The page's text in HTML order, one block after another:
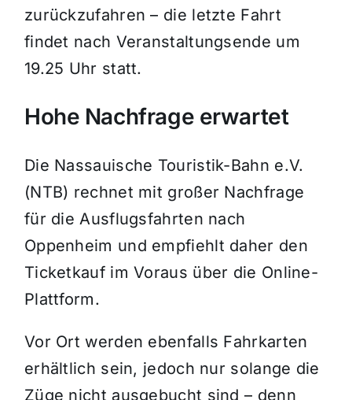
zurückzufahren – die letzte Fahrt
findet nach Veranstaltungsende um
19.25 Uhr statt.
Hohe Nachfrage erwartet
Die Nassauische Touristik-Bahn e.V.
(NTB) rechnet mit großer Nachfrage
für die Ausflugsfahrten nach
Oppenheim und empfiehlt daher den
Ticketkauf im Voraus über die Online-
Plattform.
Vor Ort werden ebenfalls Fahrkarten
erhältlich sein, jedoch nur solange die
Züge nicht ausgebucht sind – denn